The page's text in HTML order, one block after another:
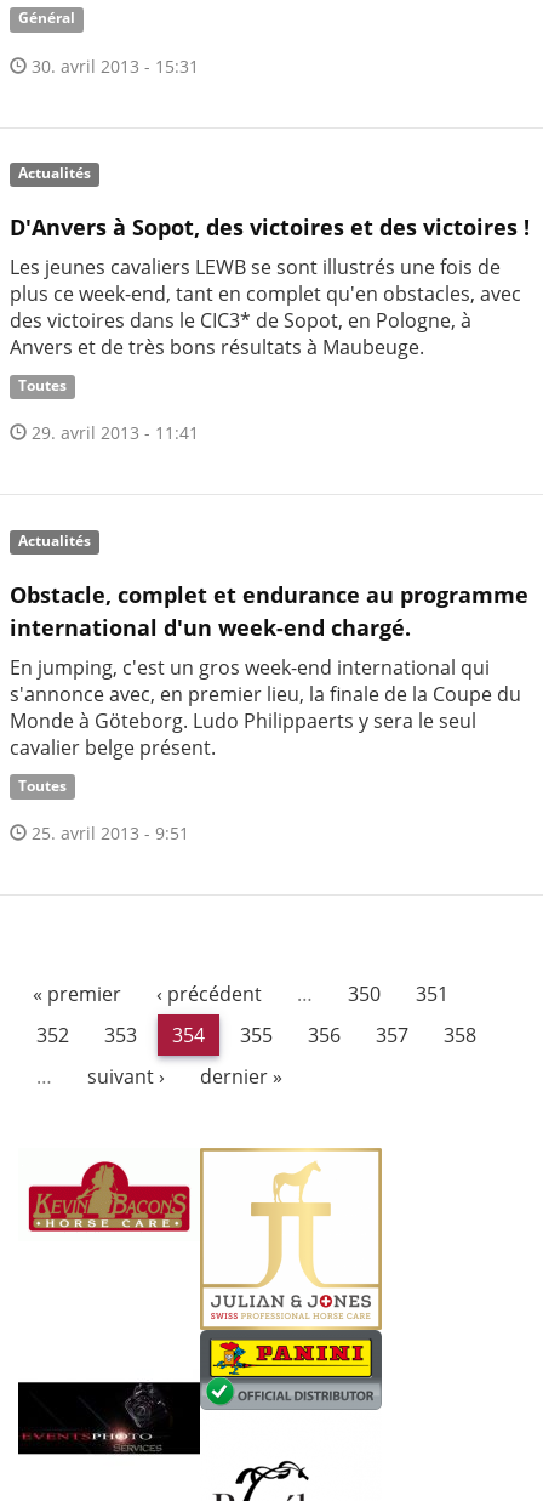
Général
30. avril 2013 - 15:31
Actualités
D'Anvers à Sopot, des victoires et des victoires !
Les jeunes cavaliers LEWB se sont illustrés une fois de
plus ce week-end, tant en complet qu'en obstacles, avec
des victoires dans le CIC3* de Sopot, en Pologne, à
Anvers et de très bons résultats à Maubeuge.
Toutes
29. avril 2013 - 11:41
Actualités
Obstacle, complet et endurance au programme
international d'un week-end chargé.
En jumping, c'est un gros week-end international qui
s'annonce avec, en premier lieu, la finale de la Coupe du
Monde à Göteborg. Ludo Philippaerts y sera le seul
cavalier belge présent.
Toutes
25. avril 2013 - 9:51
« premier ‹ précédent … 350
351
352
353 354 355 356 357
358
…
suivant › dernier »